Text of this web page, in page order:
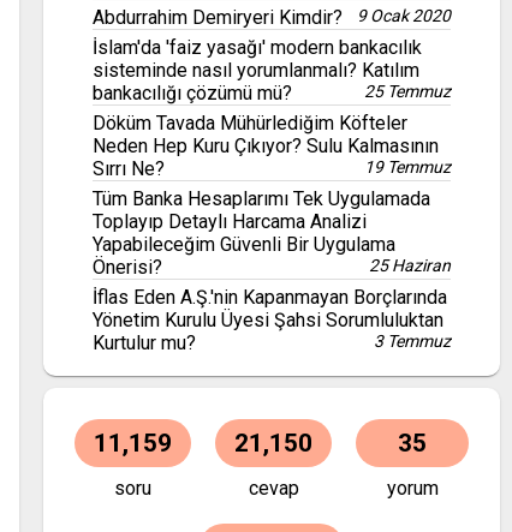
Abdurrahim Demiryeri Kimdir? 9 Ocak 2020
İslam'da 'faiz yasağı' modern bankacılık
sisteminde nasıl yorumlanmalı? Katılım
bankacılığı çözümü mü?
25 Temmuz
Döküm Tavada Mühürlediğim Köfteler
Neden Hep Kuru Çıkıyor? Sulu Kalmasının
Sırrı Ne?
19 Temmuz
Tüm Banka Hesaplarımı Tek Uygulamada
Toplayıp Detaylı Harcama Analizi
Yapabileceğim Güvenli Bir Uygulama
Önerisi?
25 Haziran
İflas Eden A.Ş.'nin Kapanmayan Borçlarında
Yönetim Kurulu Üyesi Şahsi Sorumluluktan
Kurtulur mu?
3 Temmuz
11,159
soru
21,150
cevap
35
yorum